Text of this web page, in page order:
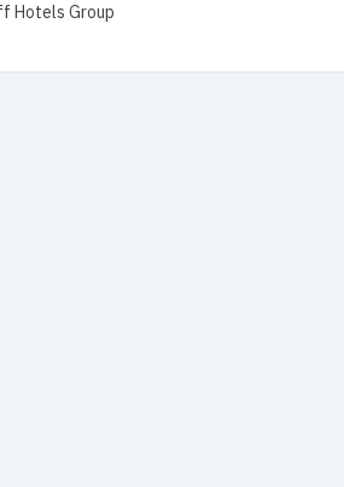
Hotels Group